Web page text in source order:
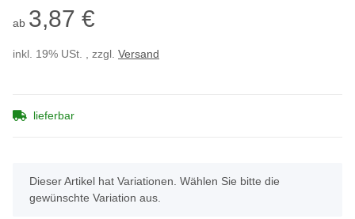
ab 3,87 €
inkl. 19% USt. , zzgl. Versand
lieferbar
x
Dieser Artikel hat Variationen. Wählen Sie bitte die
gewünschte Variation aus.